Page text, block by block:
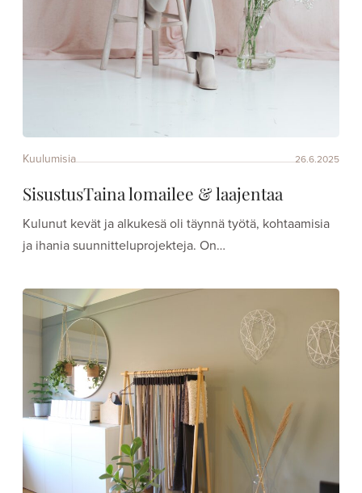
Kuulumisia 26.6.2025
SisustusTaina lomailee & laajentaa
Kulunut kevät ja alkukesä oli täynnä työtä, kohtaamisia
ja ihania suunnitteluprojekteja. On…